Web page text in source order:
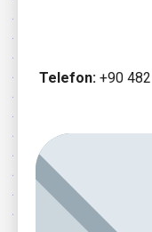
Telefon: +90